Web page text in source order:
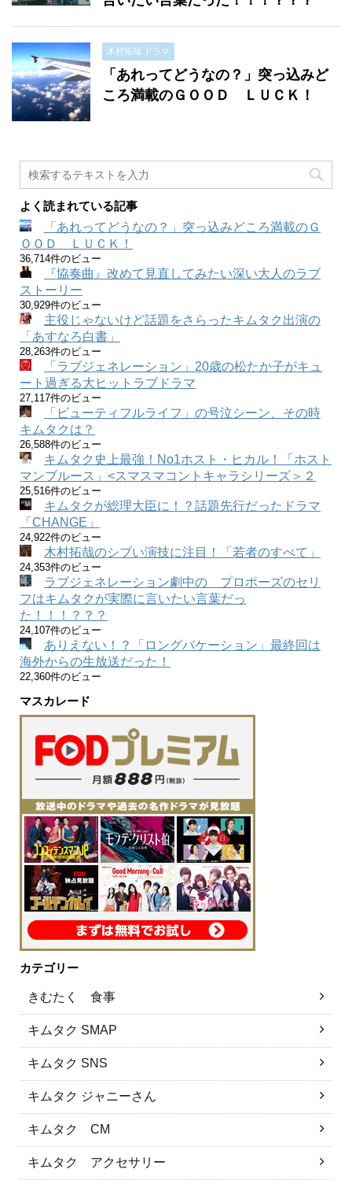
木村拓哉 ドラマ
「あれってどうなの？」突っ込みど
ころ満載のＧＯＯＤ ＬＵＣＫ！
よく読まれている記事
「あれってどうなの？」突っ込みどころ満載のＧ
ＯＯＤ ＬＵＣＫ！
36,714件のビュー
『協奏曲』改めて見直してみたい深い大人のラブ
ストーリー
30,929件のビュー
主役じゃないけど話題をさらったキムタク出演の
「あすなろ白書」
28,263件のビュー
「ラブジェネレーション」20歳の松たか子がキュ
ート過ぎる大ヒットラブドラマ
27,117件のビュー
「ビューティフルライフ」の号泣シーン、その時
キムタクは？
26,588件のビュー
キムタク史上最強！No1ホスト・ヒカル！「ホスト
マンブルース」<スマスマコントキャラシリーズ＞２
25,516件のビュー
キムタクが総理大臣に！？話題先行だったドラマ
「CHANGE」
24,922件のビュー
木村拓哉のシブい演技に注目！「若者のすべて」
24,353件のビュー
ラブジェネレーション劇中の プロポーズのセリ
フはキムタクが実際に言いたい言葉だっ
た！！！？？？
24,107件のビュー
ありえない！？「ロングバケーション」最終回は
海外からの生放送だった！
22,360件のビュー
マスカレード
カテゴリー
きむたく 食事
キムタク SMAP
キムタク SNS
キムタク ジャニーさん
キムタク CM
キムタク アクセサリー